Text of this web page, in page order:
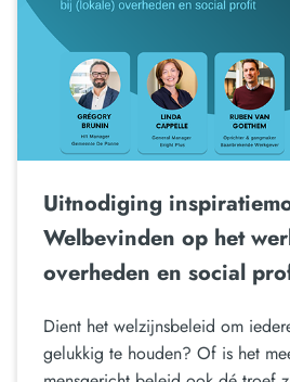
Uitnodiging
Welbevinden op het
overheden en social
Dient het welzijnsbeleid om
gelukkig te houden? Of is het